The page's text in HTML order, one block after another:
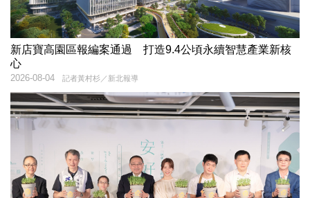
新店寶高園區報編案通過 打造9.4公頃永續智慧產業新核
心
記者黃村杉／新北報導
2026-08-04